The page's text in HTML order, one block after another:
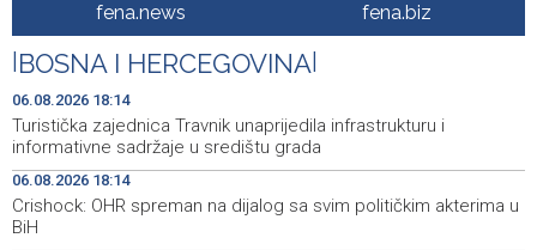
Announcement of events for Friday, 7 August 2026
19:55
Drugi Festival bakri okupio mještane i posjetitelje kod
Livna
19:45
Novi Travnik receives first direct EU funding for UNESCO
19:33
Crishock: OHR maintains an open dialogue with all
political stakeholders in BiH
fena.news fena.biz
BOSNA I HERCEGOVINA
06.08.2026 18:14
Turistička zajednica Travnik unaprijedila infrastrukturu i
informativne sadržaje u središtu grada
06.08.2026 18:14
Crishock: OHR spreman na dijalog sa svim političkim akterima u
BiH